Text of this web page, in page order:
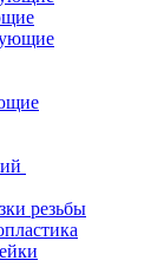
резьбы